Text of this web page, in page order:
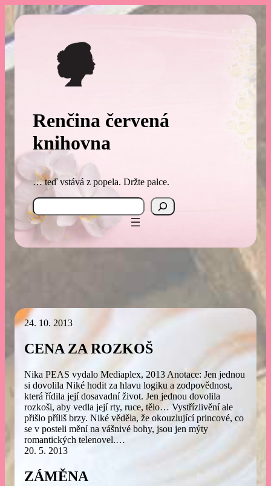
Přeskočit
obsah
Renčina červená
knihovna
… teď vstává z popela. Držte palce.
Search
24. 10. 2013
CENA ZA ROZKOŠ
Nika PEAS vydalo Mediaplex, 2013 Anotace: Jen jednou
si dovolila Niké hodit za hlavu logiku a zodpovědnost,
která řídila její dosavadní život. Jen jednou dovolila
rozkoši, aby vedla její rty, ruce, tělo… Vystřízlivění ale
přišlo příliš brzy. Niké věděla, že okouzlující princové, co
se v posteli mění na vášnivé bohy, jsou jen mýty
romantických telenovel.…
20. 5. 2013
ZÁMĚNA